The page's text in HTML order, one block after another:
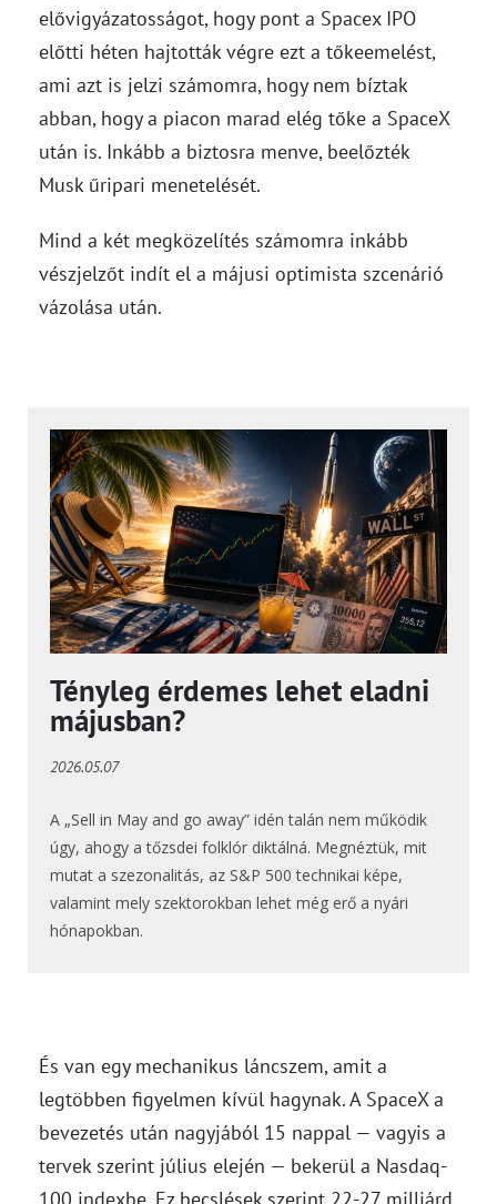
elővigyázatosságot, hogy pont a Spacex IPO
előtti héten hajtották végre ezt a tőkeemelést,
ami azt is jelzi számomra, hogy nem bíztak
abban, hogy a piacon marad elég tőke a SpaceX
után is. Inkább a biztosra menve, beelőzték
Musk űripari menetelését.
Mind a két megközelítés számomra inkább
vészjelzőt indít el a májusi optimista szcenárió
vázolása után.
Tényleg érdemes lehet eladni
májusban?
2026.05.07
A „Sell in May and go away” idén talán nem működik
úgy, ahogy a tőzsdei folklór diktálná. Megnéztük, mit
mutat a szezonalitás, az S&P 500 technikai képe,
valamint mely szektorokban lehet még erő a nyári
hónapokban.
És van egy mechanikus láncszem, amit a
legtöbben figyelmen kívül hagynak. A SpaceX a
bevezetés után nagyjából 15 nappal — vagyis a
tervek szerint július elején — bekerül a Nasdaq-